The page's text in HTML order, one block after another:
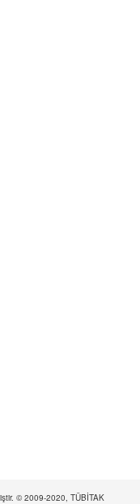
© 2009-2020, TÜBİTAK